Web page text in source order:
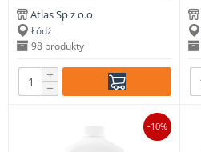
Atlas Sp z o.o.
Łódź
98 produkty
+
−
-10%